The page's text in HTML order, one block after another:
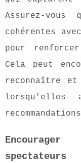
Assurez-
cohérentes
pour
Cela peut
reconnaître
lorsqu'elles
spectateurs